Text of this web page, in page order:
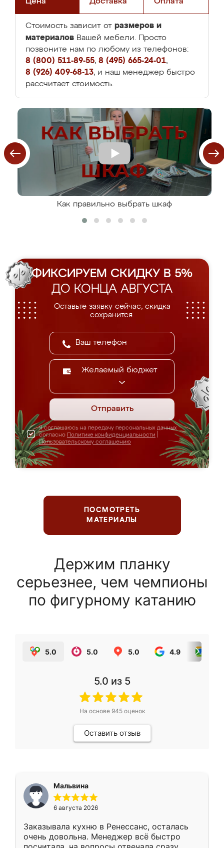
Стоимость зависит от размеров и
материалов Вашей мебели. Просто
позвоните нам по любому из телефонов:
8 (800) 511-89-55, 8 (495) 665-24-01,
8 (926) 409-68-13, и наш менеджер быстро
рассчитает стоимость.
Как правильно выбрать шкаф
ФИКСИРУЕМ СКИДКУ В 5%
ДО КОНЦА АВГУСТА
Оставьте заявку сейчас, скидка
сохранится.
Желаемый бюджет
Отправить
Я соглашаюсь на передачу персональных данных
согласно Политике конфиденциальности
Пользовательскому соглашению
ПОСМОТРЕТЬ
МАТЕРИАЛЫ
Держим планку
серьезнее, чем чемпионы
по фигурному катанию
5.0 5.0 5.0 4.9
5.0 из 5
На основе 945оценок
Оставить отзыв
Мальвина
6 августа 2026
Заказывала кухню в Ренессанс, осталась
очень довольна. Менеджер всё быстро